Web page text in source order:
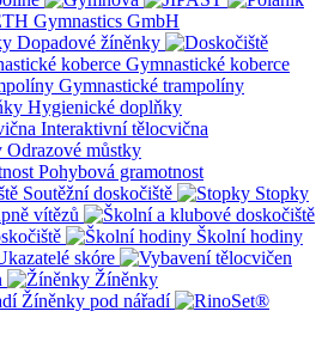
Dopadové žíněnky
Gymnastické koberce
Gymnastické trampolíny
Hygienické doplňky
Interaktivní tělocvična
Odrazové můstky
Pohybová gramotnost
Soutěžní doskočiště
Stopky
vítězů
Školní hodiny
skóre
Žíněnky
Žíněnky pod nářadí